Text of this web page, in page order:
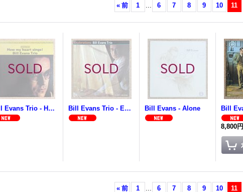
« 前 1 ... 6 7 8 9 10 11
Bill Evans Trio - How My Heart Sings Bill Evans Trio - Explorations Bill Evans - Alone
8,800円
« 前 1 ... 6 7 8 9 10 11